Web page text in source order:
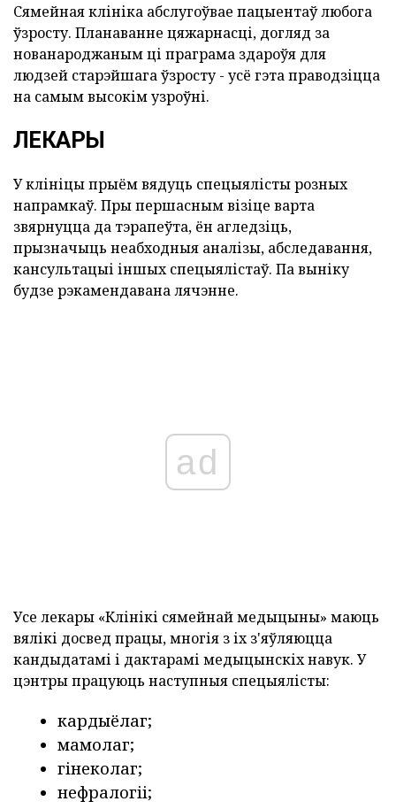
Сямейная клініка абслугоўвае пацыентаў любога
ўзросту. Планаванне цяжарнасці, догляд за
нованароджаным ці праграма здароўя для
людзей старэйшага ўзросту - усё гэта праводзіцца
на самым высокім узроўні.
ЛЕКАРЫ
У клініцы прыём вядуць спецыялісты розных
напрамкаў. Пры першасным візіце варта
звярнуцца да тэрапеўта, ён агледзіць,
прызначыць неабходныя аналізы, абследавання,
кансультацыі іншых спецыялістаў. Па выніку
будзе рэкамендавана лячэнне.
ad
Усе лекары «Клінікі сямейнай медыцыны» маюць
вялікі досвед працы, многія з іх з'яўляюцца
кандыдатамі і дактарамі медыцынскіх навук. У
цэнтры працуюць наступныя спецыялісты:
кардыёлаг;
мамолаг;
гінеколаг;
нефралогіі;